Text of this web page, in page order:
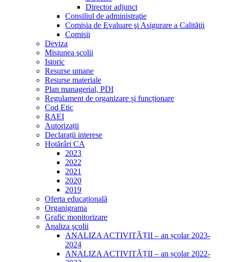
Director adjunct
Consiliul de administraţie
Comisia de Evaluare şi Asigurare a Calităţii
Comisii
Deviza
Misiunea şcolii
Istoric
Resurse umane
Resurse materiale
Plan managerial, PDI
Regulament de organizare și funcționare
Cod Etic
RAEI
Autorizații
Declarații interese
Hotărâri CA
2023
2022
2021
2020
2019
Oferta educațională
Organigrama
Grafic monitorizare
Analiza şcolii
ANALIZA ACTIVITĂȚII – an școlar 2023-
2024
ANALIZA ACTIVITĂȚII – an școlar 2022-